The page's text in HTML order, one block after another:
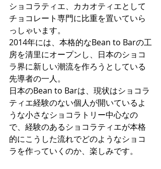
ショコラティエ、カカオティエとして
チョコレート専門に比重を置いていら
っしゃいます。
2014年には、本格的なBean to Barの工
房を清里にオープンし、日本のショコ
ラ界に新しい潮流を作ろうとしている
先導者の一人。
日本のBean to Barは、現状はショコラ
ティエ経験のない個人が開いているよ
うな小さなショコラトリー中心なの
で、経験のあるショコラティエが本格
的にこうした流れでどのようなショコ
ラを作っていくのか、楽しみです。